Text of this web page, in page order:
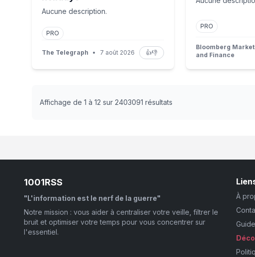
Aucune description.
PRO
The Telegraph • 7 août 2026 👍👎
PRO
Bloomberg
and Finance
Affichage de 1 à 12 sur 2403091 résultats
1001RSS
"L'information est le nerf de la guerre"
Notre mission : vous aider à centraliser votre veille, filtrer le
bruit et optimiser votre temps pour vous concentrer sur
l'essentiel.
À